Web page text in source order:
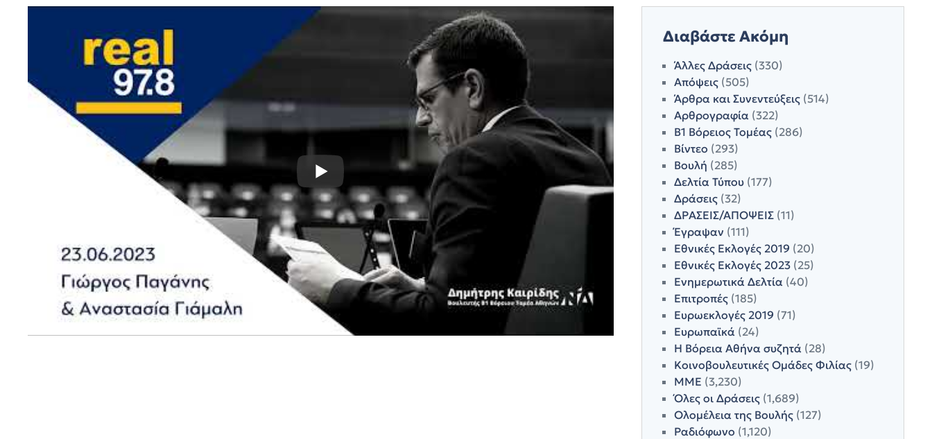
Διαβάστε Ακόμη
Άλλες Δράσεις(330)
Απόψεις(505)
Άρθρα και Συνεντεύξεις(514)
Αρθρογραφία(322)
Β1 Βόρειος Τομέας(286)
Βίντεο (293)
Βουλή (285)
Δελτία Τύπου(177)
Δράσεις(32)
ΔΡΑΣΕΙΣ/ΑΠΟΨΕΙΣ(11)
Έγραψαν (111)
Εθνικές Εκλογές 2019 (20)
Εθνικές Εκλογές 2023(25)
Ενημερωτικά Δελτία(40)
Επιτροπές(185)
Ευρωεκλογές 2019 (71)
Ευρωπαϊκά(24)
Η Βόρεια Αθήνα συζητά(28)
Κοινοβουλευτικές Ομάδες Φιλίας(19)
ΜΜΕ (3,230)
Όλες οι Δράσεις(1,689)
Ολομέλεια της Βουλής(127)
Ραδιόφωνο (1,120)